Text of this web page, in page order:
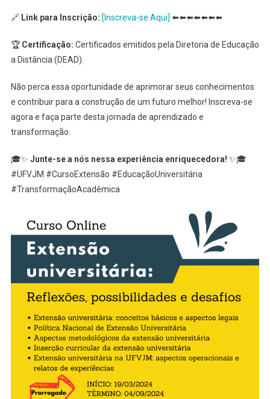
🔗 Link para Inscrição: [Inscreva-se Aqui] ⬅️⬅️⬅️⬅️⬅️⬅️⬅️
🏆 Certificação: Certificados emitidos pela Diretoria de Educação
a Distância (DEAD).
Não perca essa oportunidade de aprimorar seus conhecimentos
e contribuir para a construção de um futuro melhor! Inscreva-se
agora e faça parte desta jornada de aprendizado e
transformação.
🎓✨ Junte-se a nós nessa experiência enriquecedora! ✨🎓
#UFVJM #CursoExtensão #EducaçãoUniversitária
#TransformaçãoAcadêmica